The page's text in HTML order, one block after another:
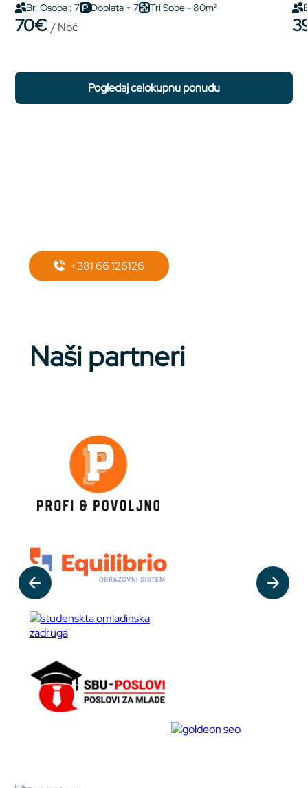
Br. Osoba : 7 Doplata + 7 Tri Sobe - 80m²
70€/ Noć
pogledaj celokupnu ponudu
+381 66 126126
Naši partneri